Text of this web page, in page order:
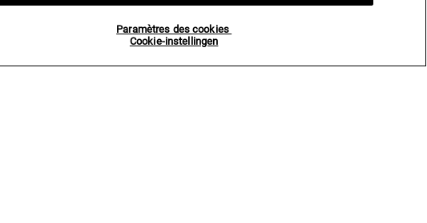
Paramètres des cookies
Cookie-instellingen